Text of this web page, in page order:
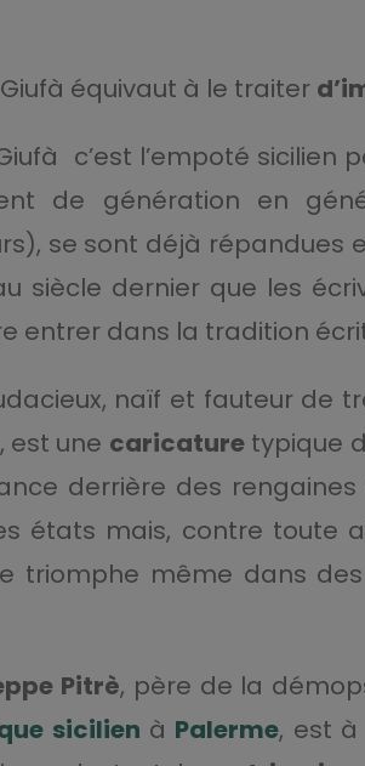
équivaut à le traiter
c’est l’empoté sicilien
de génération en
se sont déjà répandues
siècle dernier que les
entrer dans la tradition
naïf et fauteur de
est une caricaturetypique
derrière des
états mais, contre toute
triomphe même dans
Pitrè, père de la
sicilien à Palerme, est à